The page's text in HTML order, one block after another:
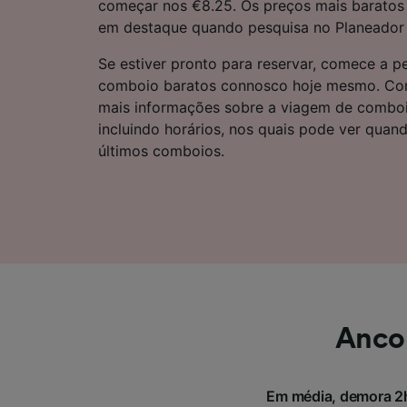
começar nos €8.25. Os preços mais
em destaque quando pesquisa no
Se estiver pronto para reservar, comece a
comboio baratos connosco hoje mesmo.
mais informações sobre a viagem de
incluindo horários, nos quais pode ver
últimos comboios.
Em média, demora
Lista